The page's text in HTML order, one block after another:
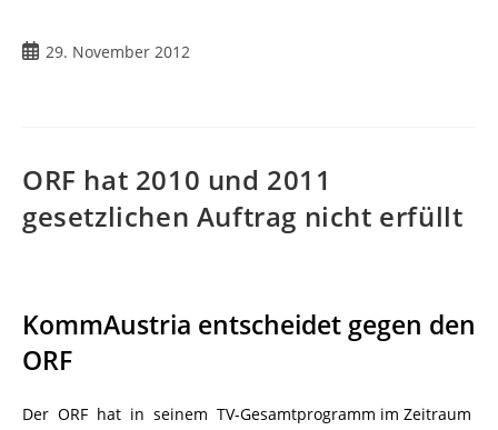
Beitrag
29. November 2012
ORF hat 2010 und 2011
gesetzlichen Auftrag nicht erfüllt
KommAustria entscheidet gegen den
ORF
Der ORF hat in seinem TV-Gesamtprogramm im Zeitraum